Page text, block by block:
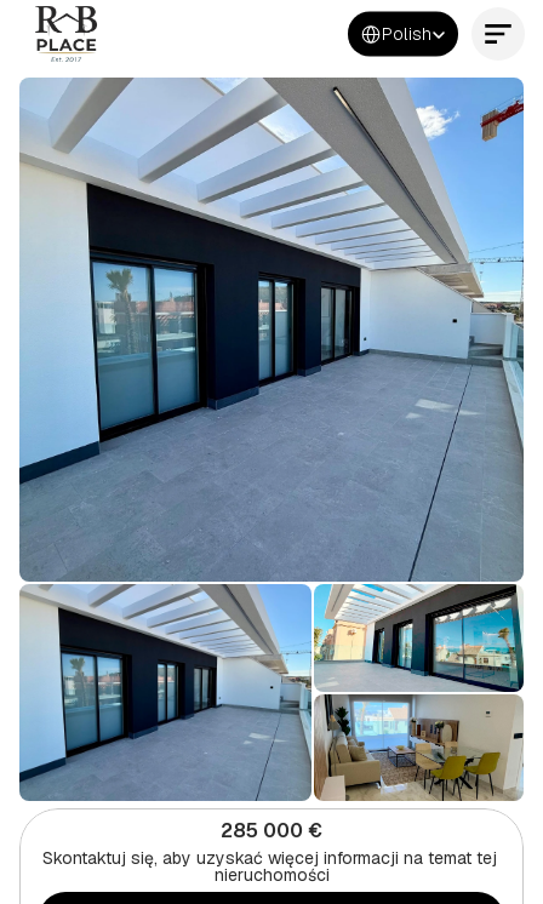
Select Language
Polish
Kontakt
285 000 €
Skontaktuj się, aby uzyskać więcej informacji na temat tej
nieruchomości